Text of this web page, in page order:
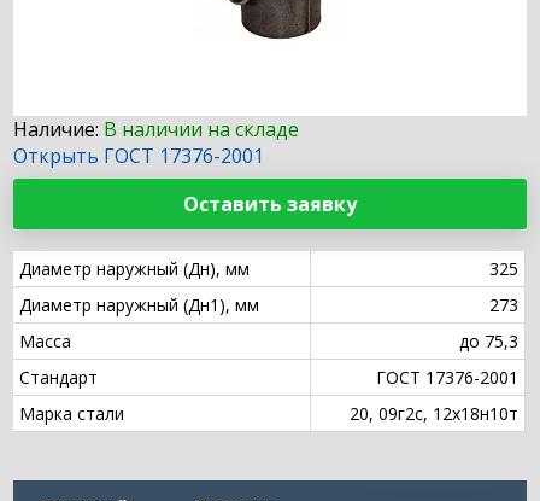
Наличие: В наличии на складе
Оставить заявку
Открыть ГОСТ 17376-2001
Диаметр наружный (Дн), мм
325
Диаметр наружный (Дн1), мм
273
Масса
до 75,3
Стандарт
ГОСТ 17376-2001
Марка стали
20, 09г2с, 12х18н10т